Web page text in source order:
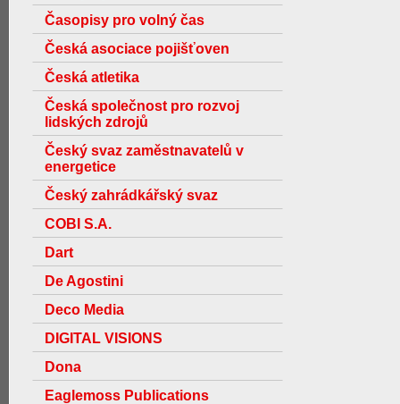
Časopisy pro volný čas
Česká asociace pojišťoven
Česká atletika
Česká společnost pro rozvoj
lidských zdrojů
Český svaz zaměstnavatelů v
energetice
Český zahrádkářský svaz
COBI S.A.
Dart
De Agostini
Deco Media
DIGITAL VISIONS
Dona
Eaglemoss Publications